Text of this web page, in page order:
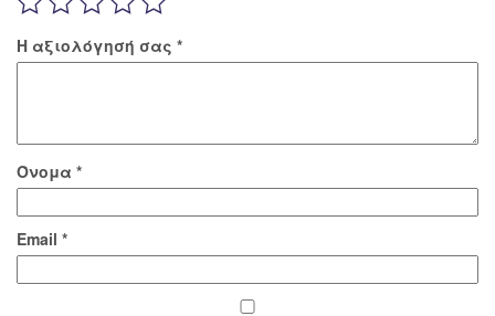
Η αξιολόγησή σας *
Όνομα *
Email *